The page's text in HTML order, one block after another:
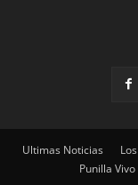
Ultimas Noticias
Punilla Vivo